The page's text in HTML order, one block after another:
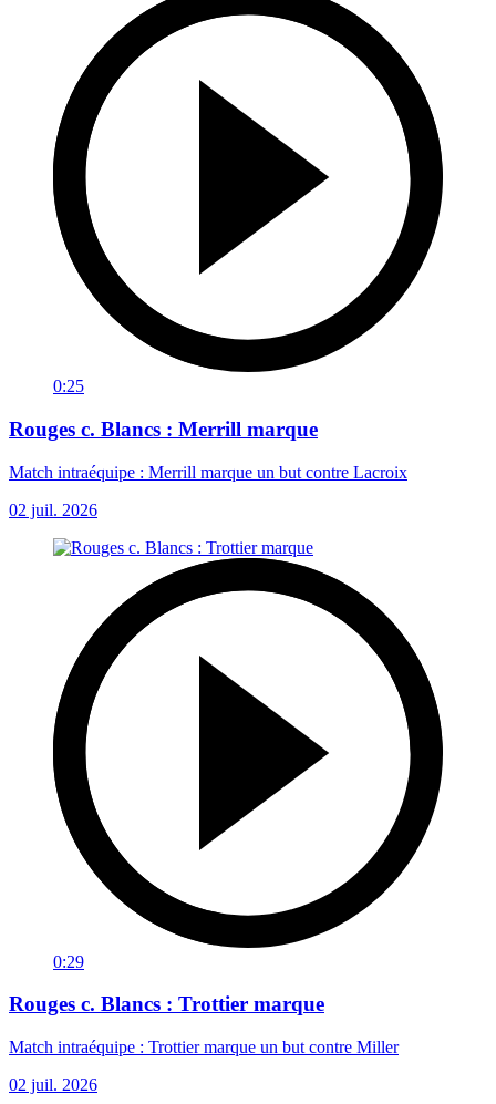
0:25
Rouges c. Blancs : Merrill marque
Match intraéquipe : Merrill marque un but contre Lacroix
02 juil. 2026
0:29
Rouges c. Blancs : Trottier marque
Match intraéquipe : Trottier marque un but contre Miller
02 juil. 2026